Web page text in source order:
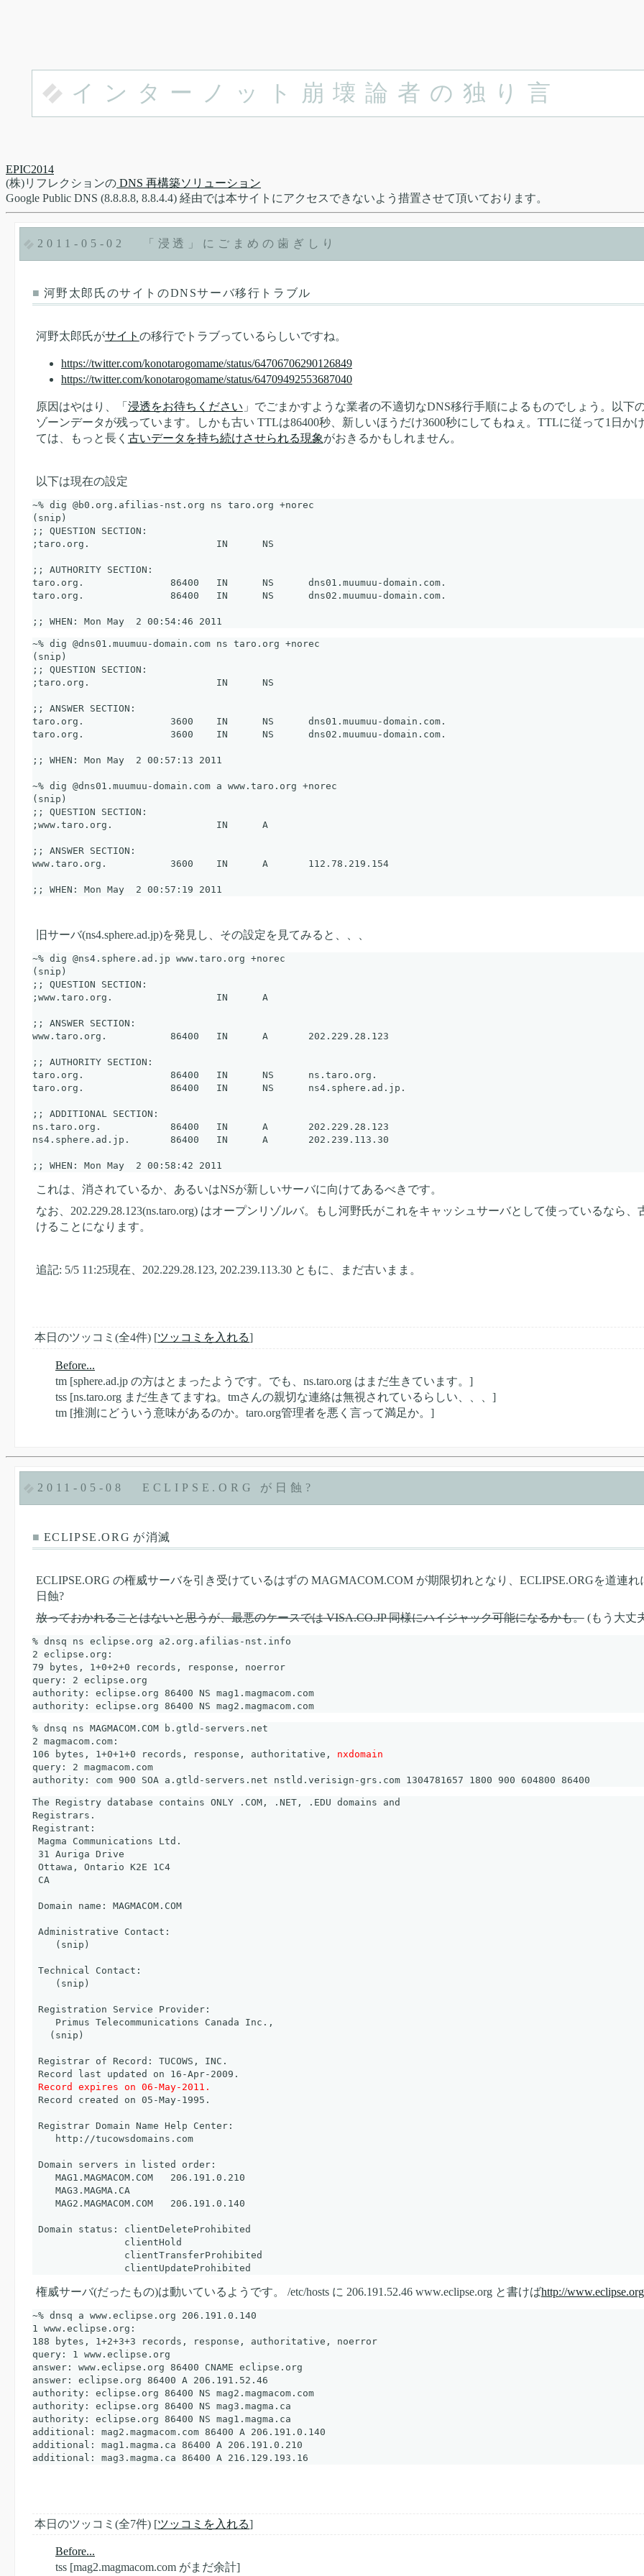
インターノット崩壊論者の独り言
EPIC2014
(株)リフレクションの DNS 再構築ソリューション
Google Public DNS (8.8.8.8, 8.8.4.4) 経由では本サイトにアクセスできないよう措置させて頂いております。
2011-05-02 「浸透」にごまめの歯ぎしり
■ 河野太郎氏のサイトのDNSサーバ移行トラブル
河野太郎氏がサイト の移行でトラブっているらしいですね。
https://twitter.com/konotarogomame/status/64706706290126849
https://twitter.com/konotarogomame/status/64709492553687040
原因はやはり、「 浸透をお待ちください 」でごまかすような業者の不適切なDNS移行手順によるものでしょう。以下
ゾーンデータが残っています。しかも古い TTLは86400秒、新しいほうだけ3600秒にしてもねぇ。TTLに従って1日
ては、もっと長く 古いデータを持ち続けさせられる現象がおきるかもしれません。
以下は現在の設定
~% dig @b0.org.afilias-nst.org ns taro.org +norec
(snip)
;; QUESTION SECTION:
;taro.org.			IN	NS
;; AUTHORITY SECTION:
taro.org.		86400	IN	NS	dns01.muumuu-domain.com.
taro.org.		86400	IN	NS	dns02.muumuu-domain.com.
~% dig @dns01.muumuu-domain.com ns taro.org +norec
(snip)
;; QUESTION SECTION:
;taro.org.			IN	NS
;; ANSWER SECTION:
taro.org.		3600	IN	NS	dns01.muumuu-domain.com.
taro.org.		3600	IN	NS	dns02.muumuu-domain.com.
;; WHEN: Mon May  2 00:57:13 2011
~% dig @dns01.muumuu-domain.com a www.taro.org +norec
(snip)
;; QUESTION SECTION:
;www.taro.org.			IN	A
;; ANSWER SECTION:
www.taro.org.		3600	IN	A	112.78.219.154
旧サーバ(ns4.sphere.ad.jp)を発見し、その設定を見てみると、、、
~% dig @ns4.sphere.ad.jp www.taro.org +norec
(snip)
;; QUESTION SECTION:
;www.taro.org.			IN	A
;; ANSWER SECTION:
www.taro.org.		86400	IN	A	202.229.28.123
;; AUTHORITY SECTION:
taro.org.		86400	IN	NS	ns.taro.org.
taro.org.		86400	IN	NS	ns4.sphere.ad.jp.
;; ADDITIONAL SECTION:
ns.taro.org.		86400	IN	A	202.229.28.123
ns4.sphere.ad.jp.	86400	IN	A	202.239.113.30
これは、消されているか、あるいはNSが新しいサーバに向けてあるべきです。
なお、202.229.28.123(ns.taro.org) はオープンリゾルバ。もし河野氏がこれをキャッシュサーバとして使っているなら
けることになります。
追記: 5/5 11:25現在、202.229.28.123, 202.239.113.30 ともに、まだ古いまま。
本日のツッコミ(全4件) [ツッコミを入れる]
Before...
tm [sphere.ad.jp の方はとまったようです。でも、ns.taro.org はまだ生きています。]
tss [ns.taro.org まだ生きてますね。tmさんの親切な連絡は無視されているらしい、、、]
tm [推測にどういう意味があるのか。taro.org管理者を悪く言って満足か。]
2011-05-08 ECLIPSE.ORG が日蝕?
■ ECLIPSE.ORG が消滅
ECLIPSE.ORG の権威サーバを引き受けているはずの MAGMACOM.COM が期限切れとなり、ECLIPSE.ORGを道連
日蝕?
放っておかれることはないと思うが、最悪のケースでは VISA.CO.JP 同様にハイジャック可能になるかも。(もう大丈
% dnsq ns eclipse.org a2.org.afilias-nst.info
2 eclipse.org:
79 bytes, 1+0+2+0 records, response, noerror
query: 2 eclipse.org
authority: eclipse.org 86400 NS mag1.magmacom.com
% dnsq ns MAGMACOM.COM b.gtld-servers.net
2 magmacom.com:
106 bytes, 1+0+1+0 records, response, authoritative, nxdomain
query: 2 magmacom.com
The Registry database contains ONLY .COM, .NET, .EDU domains and
Registrars.
Registrant:
Record expires on 06-May-2011.
権威サーバ(だったもの)は動いているようです。 /etc/hosts に 206.191.52.46 www.eclipse.org と書けばhttp://
~% dnsq a www.eclipse.org 206.191.0.140
1 www.eclipse.org:
188 bytes, 1+2+3+3 records, response, authoritative, noerror
query: 1 www.eclipse.org
answer: www.eclipse.org 86400 CNAME eclipse.org
answer: eclipse.org 86400 A 206.191.52.46
authority: eclipse.org 86400 NS mag2.magmacom.com
authority: eclipse.org 86400 NS mag3.magma.ca
authority: eclipse.org 86400 NS mag1.magma.ca
additional: mag2.magmacom.com 86400 A 206.191.0.140
additional: mag1.magma.ca 86400 A 206.191.0.210
本日のツッコミ(全7件) [ツッコミを入れる]
Before...
tss [mag2.magmacom.com がまだ余計]